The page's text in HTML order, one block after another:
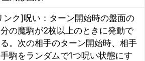
ンク]呪い：ターン開始時の盤面の
の魔駒が2枚以上のときに発動で
。次の相手のターン開始時、相手
駒をランダムで1つ呪い状態にす